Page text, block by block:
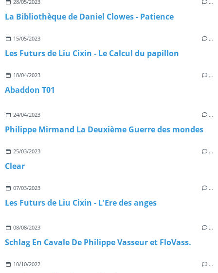
28/05/2023 …
La Bibliothèque de Daniel Clowes - Patience
15/05/2023 …
Les Futurs de Liu Cixin - Le Calcul du papillon
18/04/2023 …
Abaddon T01
24/04/2023 …
Philippe Mirmand La Deuxième Guerre des mondes
25/03/2023 …
Clear
07/03/2023 …
Les Futurs de Liu Cixin - L'Ere des anges
08/08/2023 …
Schlag En Cavale De Philippe Vasseur et FloVass.
10/10/2022 …